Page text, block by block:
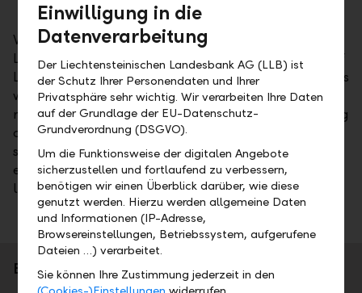
With a Moody's bank deposit rating of Aa2, the
Liechtensteinische Landesbank is in the top league of
Liechtenstein and Swiss banks and is one of the banks
with the highest ratings in the world. The LLB's issuer
rating of Aa3 is also very positive. The agency's rating
outlook for the LLB is stable. Moody's praises the
solid fundamental financial data of the LLB Group,
especially its strong capital resources and its good
liquidity and refinancing situation.
Brief portrait
Einwilligung in die
Datenverarbeitung
Der Liechtensteinischen Landesbank AG (LLB) ist
der Schutz Ihrer Personendaten und Ihrer
Privatsphäre sehr wichtig. Wir verarbeiten Ihre Daten
auf der Grundlage der EU-Datenschutz-
Grundverordnung (DSGVO).
Um die Funktionsweise der digitalen Angebote
sicherzustellen und fortlaufend zu verbessern,
benötigen wir einen Überblick darüber, wie diese
genutzt werden. Hierzu werden allgemeine Daten
und Informationen (IP-Adresse,
Browsereinstellungen, Betriebssystem, aufgerufene
Dateien …) verarbeitet.
Sie können Ihre Zustimmung jederzeit in den